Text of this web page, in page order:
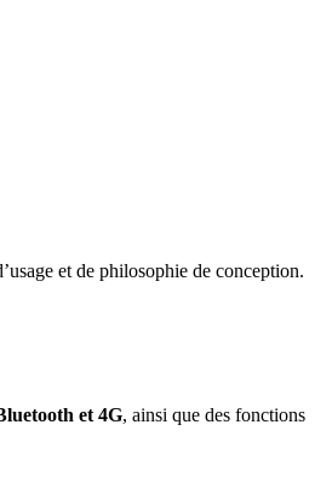
et de philosophie de conception.
et 4G, ainsi que des fonctions